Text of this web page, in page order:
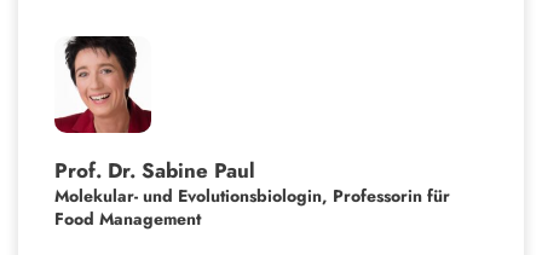
Prof. Dr. Sabine Paul
Molekular- und Evolutionsbiologin, Professorin für
Food Management